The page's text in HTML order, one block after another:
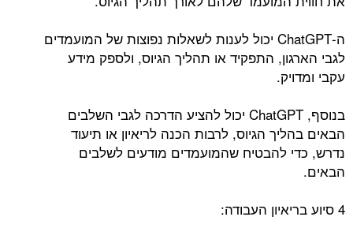
ה-ChatGPT יכול לענות לשאלות נפוצות של המועמדים
לגבי הארגון, התפקיד או תהליך הגיוס, ולספק מידע
עקבי ומדויק.
בנוסף, ChatGPT יכול להציע הדרכה לגבי השלבים
הבאים בהליך הגיוס, לרבות הכנה לריאיון או תיעוד
נדרש, כדי להבטיח שהמועמדים מודעים לשלבים
הבאים.
4 סיוע בריאיון העבודה: